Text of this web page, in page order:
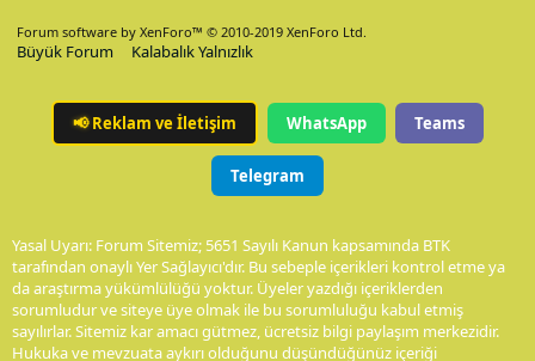
Forum software by XenForo™ © 2010-2019 XenForo Ltd.
Büyük Forum Kalabalık Yalnızlık
📢Reklam ve İletişim WhatsApp Teams
Telegram
Yasal Uyarı: Forum Sitemiz; 5651 Sayılı Kanun kapsamında BTK
tarafından onaylı Yer Sağlayıcı'dır. Bu sebeple içerikleri kontrol etme ya
da araştırma yükümlülüğü yoktur. Üyeler yazdığı içeriklerden
sorumludur ve siteye üye olmak ile bu sorumluluğu kabul etmiş
sayılırlar. Sitemiz kar amacı gütmez, ücretsiz bilgi paylaşım merkezidir.
Hukuka ve mevzuata aykırı olduğunu düşündüğünüz içeriği